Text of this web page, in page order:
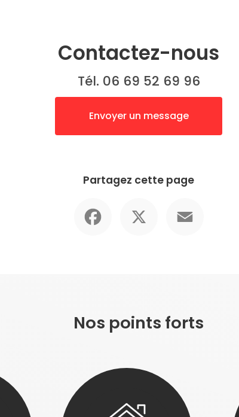
Contactez-nous
Tél. 06 69 52 69 96
Envoyer un message
Partagez cette page
Nos points forts